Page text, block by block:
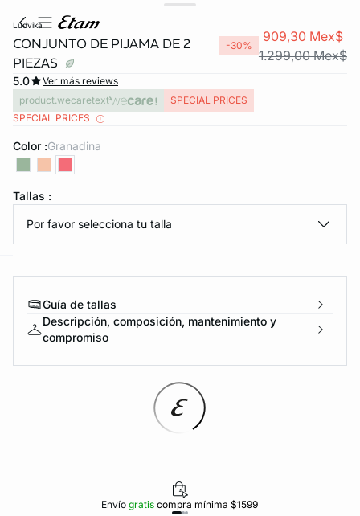
DE PANTIES
ludvika
CONJUNTO DE PIJAMA DE 2
PIEZAS
-30%
909,30 Mex$
1.299,00 Mex$
5.0
Ver más reviews
product.wecaretext
SPECIAL PRICES
SPECIAL PRICES
Color : granadina
Tallas :
Por favor selecciona tu talla
Guía de tallas
Descripción, composición, mantenimiento y
compromiso
Envíogratiscompra mínima $1599